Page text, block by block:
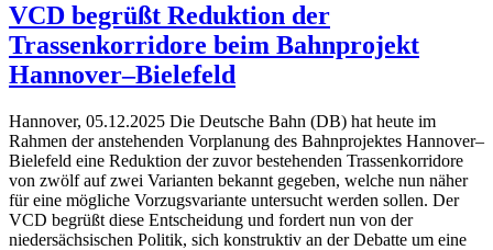
VCD begrüßt Reduktion der
Trassenkorridore beim Bahnprojekt
Hannover–Bielefeld
Hannover, 05.12.2025 Die Deutsche Bahn (DB) hat heute im
Rahmen der anstehenden Vorplanung des Bahnprojektes Hannover–
Bielefeld eine Reduktion der zuvor bestehenden Trassenkorridore
von zwölf auf zwei Varianten bekannt gegeben, welche nun näher
für eine mögliche Vorzugsvariante untersucht werden sollen. Der
VCD begrüßt diese Entscheidung und fordert nun von der
niedersächsischen Politik, sich konstruktiv an der Debatte um eine